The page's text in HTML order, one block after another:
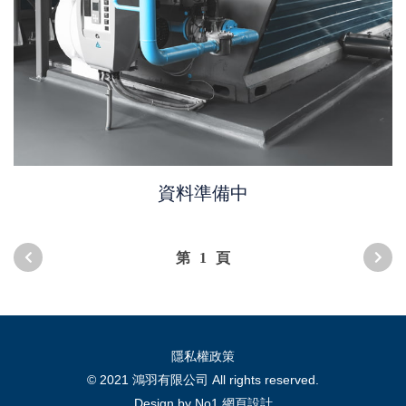
資料準備中
第 1 頁
隱私權政策
© 2021 鴻羽有限公司 All rights reserved.